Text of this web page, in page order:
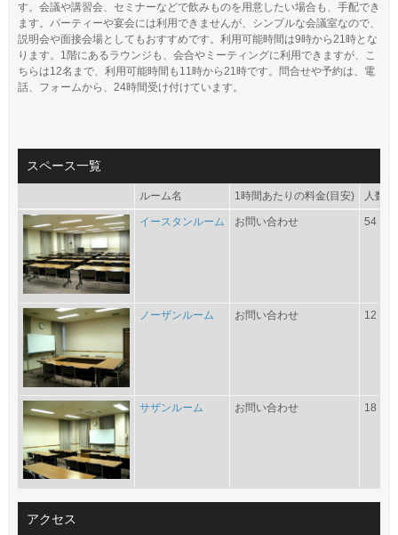
す。会議や講習会、セミナーなどで飲みものを用意したい場合も、手配でき
ます。パーティーや宴会には利用できませんが、シンプルな会議室なので、
説明会や面接会場としてもおすすめです。利用可能時間は9時から21時とな
ります。1階にあるラウンジも、会合やミーティングに利用できますが、こ
ちらは12名まで、利用可能時間も11時から21時です。問合せや予約は、電
話、フォームから、24時間受け付けています。
スペース一覧
ルーム名 1時間あたりの料金(目安) 人数
イースタンルーム お問い合わせ 54
ノーザンルーム お問い合わせ 12
サザンルーム お問い合わせ 18
アクセス